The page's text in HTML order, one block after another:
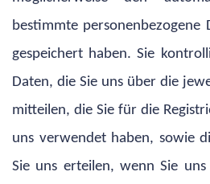
bestimmte personenbezogene
gespeichert haben. Sie
Daten, die Sie uns über die
mitteilen, die Sie für die
uns verwendet haben, sowie
Sie uns erteilen, wenn Sie